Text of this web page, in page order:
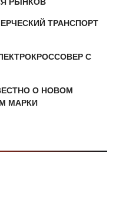
РЫНКОВ
ТРАНСПОРТ
ЭЛЕКТРОКРОССОВЕР С
О НОВОМ
МАРКИ